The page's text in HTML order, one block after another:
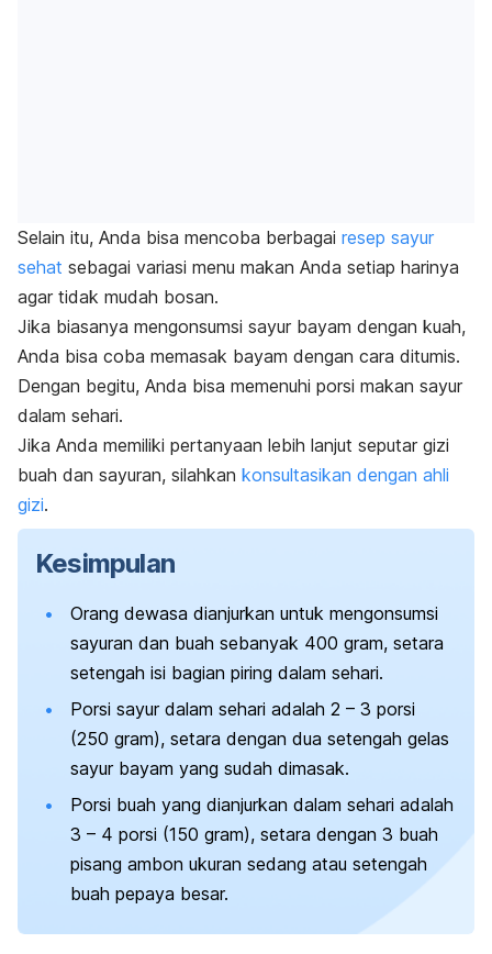
Selain itu, Anda bisa mencoba berbagai resep sayur
sehat sebagai variasi menu makan Anda setiap harinya
agar tidak mudah bosan.
Jika biasanya mengonsumsi sayur bayam dengan kuah,
Anda bisa coba memasak bayam dengan cara ditumis.
Dengan begitu, Anda bisa memenuhi porsi makan sayur
dalam sehari.
Jika Anda memiliki pertanyaan lebih lanjut seputar gizi
buah dan sayuran, silahkan konsultasikan dengan ahli
gizi.
Kesimpulan
Orang dewasa dianjurkan untuk mengonsumsi
sayuran dan buah sebanyak 400 gram, setara
setengah isi bagian piring dalam sehari.
Porsi sayur dalam sehari adalah 2 – 3 porsi
(250 gram), setara dengan dua setengah gelas
sayur bayam yang sudah dimasak.
Porsi buah yang dianjurkan dalam sehari adalah
3 – 4 porsi (150 gram), setara dengan 3 buah
pisang ambon ukuran sedang atau setengah
buah pepaya besar.